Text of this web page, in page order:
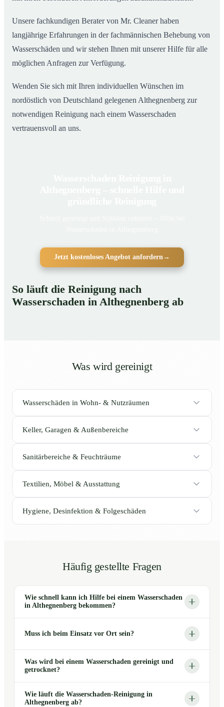
Unsere fachkundigen Berater von Mr. Cleaner haben
langjährige Erfahrungen in der fachmännischen Behebung von
Wasserschäden und wir stehen Ihnen mit unserer Hilfe für alle
möglichen Anfragen zur Verfügung.
Wenden Sie sich mit Ihren individuellen Wünschen im
nordöstlich von Deutschland gelegenen Althegnenberg zur
notwendigen Reinigung nach einem Wasserschaden
vertrauensvoll an uns.
Jetzt kostenloses Angebot anfordern→
So läuft die Reinigung nach
Wasserschaden in Althegnenberg ab
Was wird gereinigt
Wasserschäden in Wohn- & Nutzräumen
Keller, Garagen & Außenbereiche
Sanitärbereiche & Feuchträume
Textilien, Möbel & Ausstattung
Hygiene, Desinfektion & Folgeschäden
Häufig gestellte Fragen
Wie schnell kann ich Hilfe bei einem Wasserschaden
in Althegnenberg bekommen?
Muss ich beim Einsatz vor Ort sein?
Was wird bei einem Wasserschaden gereinigt und
getrocknet?
Wie läuft die Wasserschaden-Reinigung in
Althegnenberg ab?